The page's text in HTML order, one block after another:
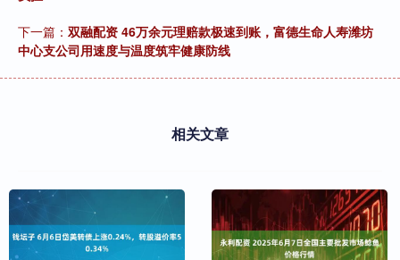
下一篇： 双融配资 46万余元理赔款极速到账，富德生命人寿潍坊
中心支公司用速度与温度筑牢健康防线
相关文章